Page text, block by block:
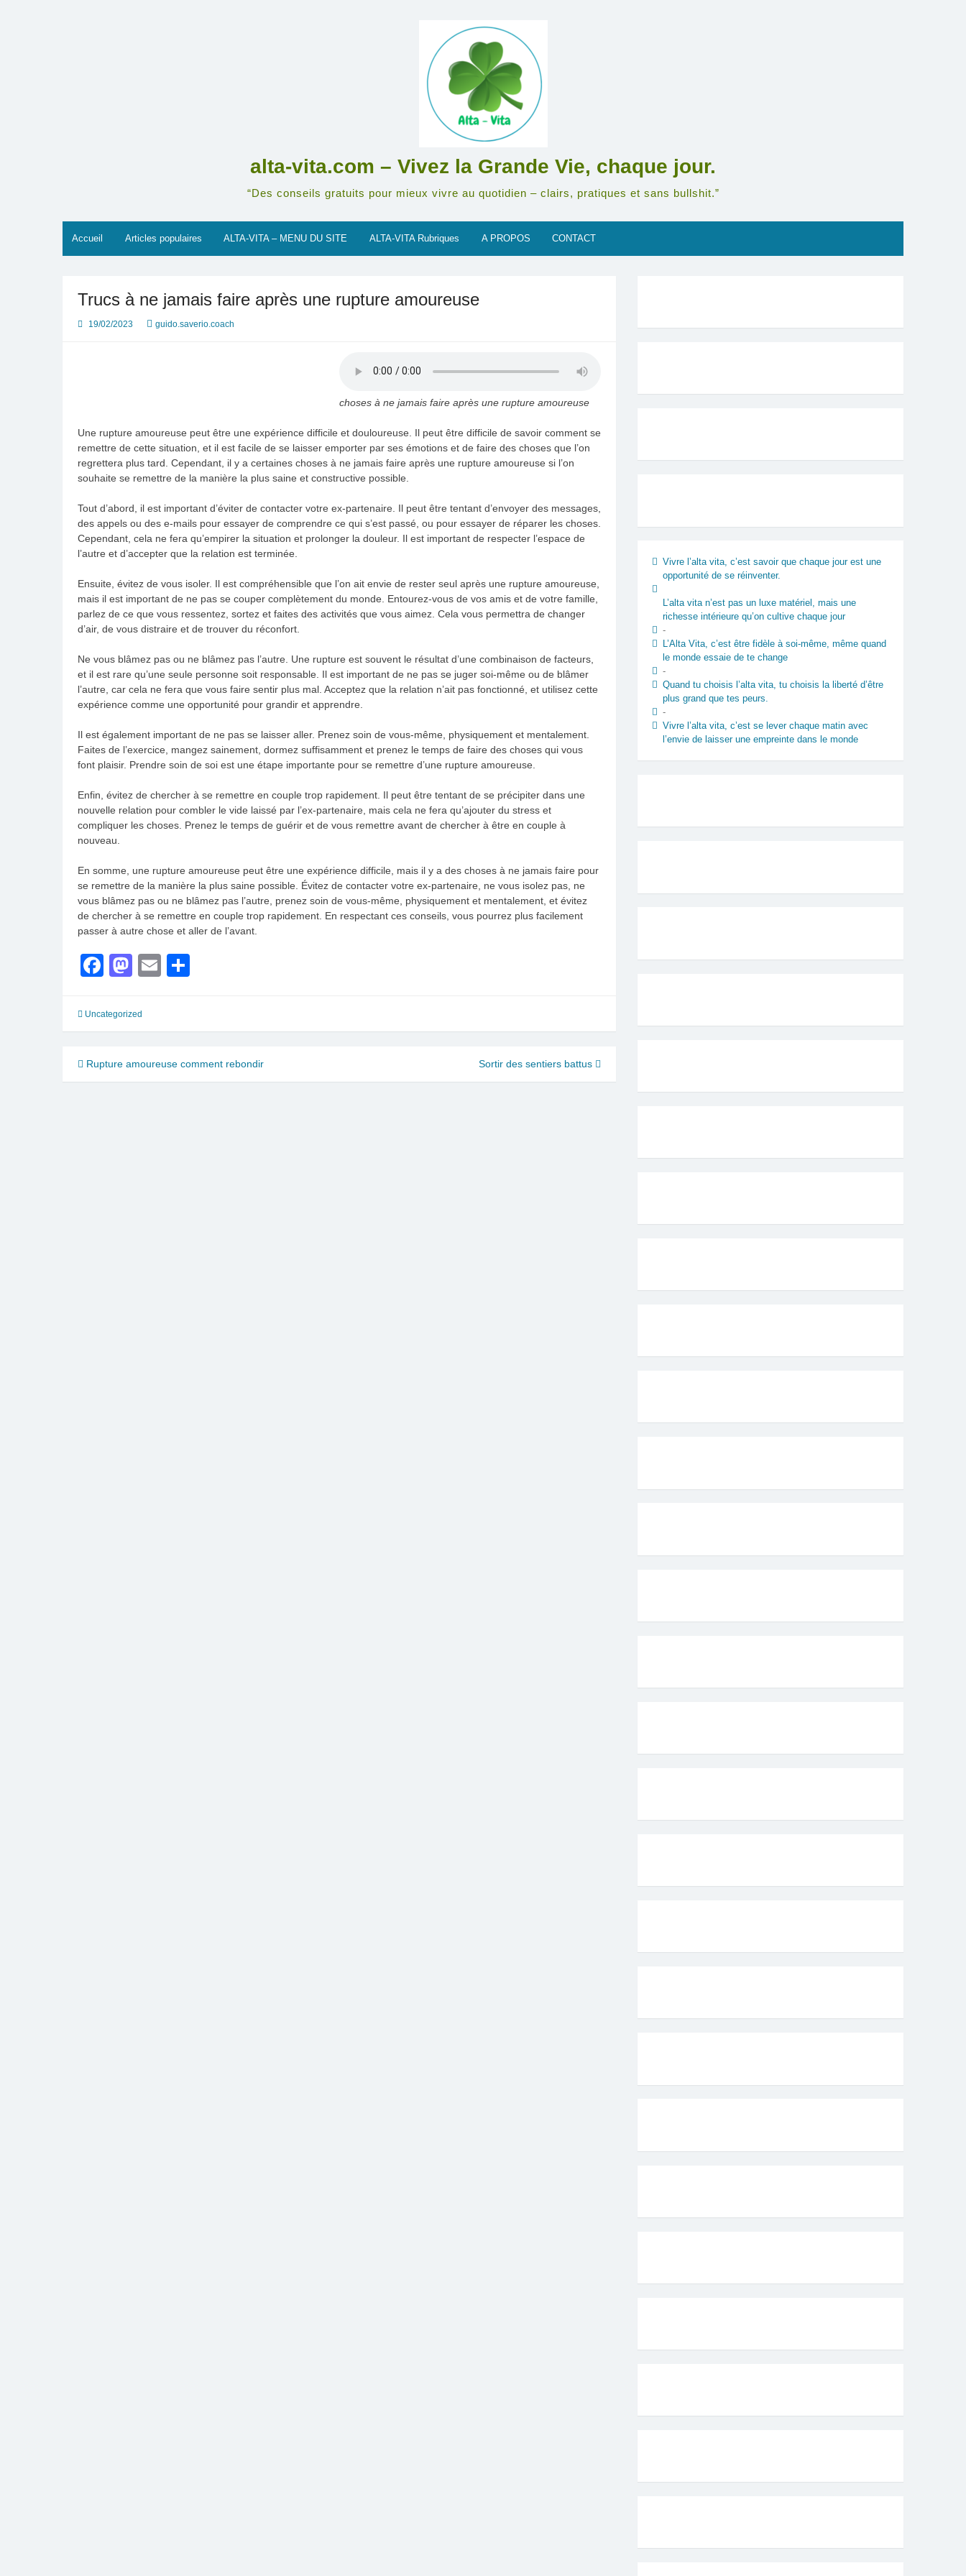
alta-vita.com – Vivez la Grande Vie, chaque jour.
“Des conseils gratuits pour mieux vivre au quotidien – clairs, pratiques et sans bullshit.”
Accueil Articles populaires ALTA-VITA – MENU DU SITE ALTA-VITA Rubriques A PROPOS CONTACT
Trucs à ne jamais faire après une rupture amoureuse
19/02/2023 guido.saverio.coach
choses à ne jamais faire après une rupture amoureuse
Une rupture amoureuse peut être une expérience difficile et douloureuse. Il peut être difficile de savoir comment se
remettre de cette situation, et il est facile de se laisser emporter par ses émotions et de faire des choses que l’on
regrettera plus tard. Cependant, il y a certaines choses à ne jamais faire après une rupture amoureuse si l’on
souhaite se remettre de la manière la plus saine et constructive possible.
Tout d’abord, il est important d’éviter de contacter votre ex-partenaire. Il peut être tentant d’envoyer des messages,
des appels ou des e-mails pour essayer de comprendre ce qui s’est passé, ou pour essayer de réparer les choses.
Cependant, cela ne fera qu’empirer la situation et prolonger la douleur. Il est important de respecter l’espace de
l’autre et d’accepter que la relation est terminée.
Ensuite, évitez de vous isoler. Il est compréhensible que l’on ait envie de rester seul après une rupture amoureuse,
mais il est important de ne pas se couper complètement du monde. Entourez-vous de vos amis et de votre famille,
parlez de ce que vous ressentez, sortez et faites des activités que vous aimez. Cela vous permettra de changer
d’air, de vous distraire et de trouver du réconfort.
Ne vous blâmez pas ou ne blâmez pas l’autre. Une rupture est souvent le résultat d’une combinaison de facteurs,
et il est rare qu’une seule personne soit responsable. Il est important de ne pas se juger soi-même ou de blâmer
l’autre, car cela ne fera que vous faire sentir plus mal. Acceptez que la relation n’ait pas fonctionné, et utilisez cette
expérience comme une opportunité pour grandir et apprendre.
Il est également important de ne pas se laisser aller. Prenez soin de vous-même, physiquement et mentalement.
Faites de l’exercice, mangez sainement, dormez suffisamment et prenez le temps de faire des choses qui vous
font plaisir. Prendre soin de soi est une étape importante pour se remettre d’une rupture amoureuse.
Enfin, évitez de chercher à se remettre en couple trop rapidement. Il peut être tentant de se précipiter dans une
nouvelle relation pour combler le vide laissé par l’ex-partenaire, mais cela ne fera qu’ajouter du stress et
compliquer les choses. Prenez le temps de guérir et de vous remettre avant de chercher à être en couple à
nouveau.
En somme, une rupture amoureuse peut être une expérience difficile, mais il y a des choses à ne jamais faire pour
se remettre de la manière la plus saine possible. Évitez de contacter votre ex-partenaire, ne vous isolez pas, ne
vous blâmez pas ou ne blâmez pas l’autre, prenez soin de vous-même, physiquement et mentalement, et évitez
de chercher à se remettre en couple trop rapidement. En respectant ces conseils, vous pourrez plus facilement
passer à autre chose et aller de l’avant.
Facebook
Mastodon
Email
Uncategorized
Navigation
Rupture amoureuse comment rebondir Sortir des sentiers battus
Vivre l’alta vita, c’est savoir que chaque jour est une
opportunité de se réinventer.
L’alta vita n’est pas un luxe matériel, mais une
richesse intérieure qu’on cultive chaque jour
-
L’Alta Vita, c’est être fidèle à soi-même, même quand
le monde essaie de te change
-
Quand tu choisis l’alta vita, tu choisis la liberté d’être
plus grand que tes peurs.
-
Vivre l’alta vita, c’est se lever chaque matin avec
l’envie de laisser une empreinte dans le monde